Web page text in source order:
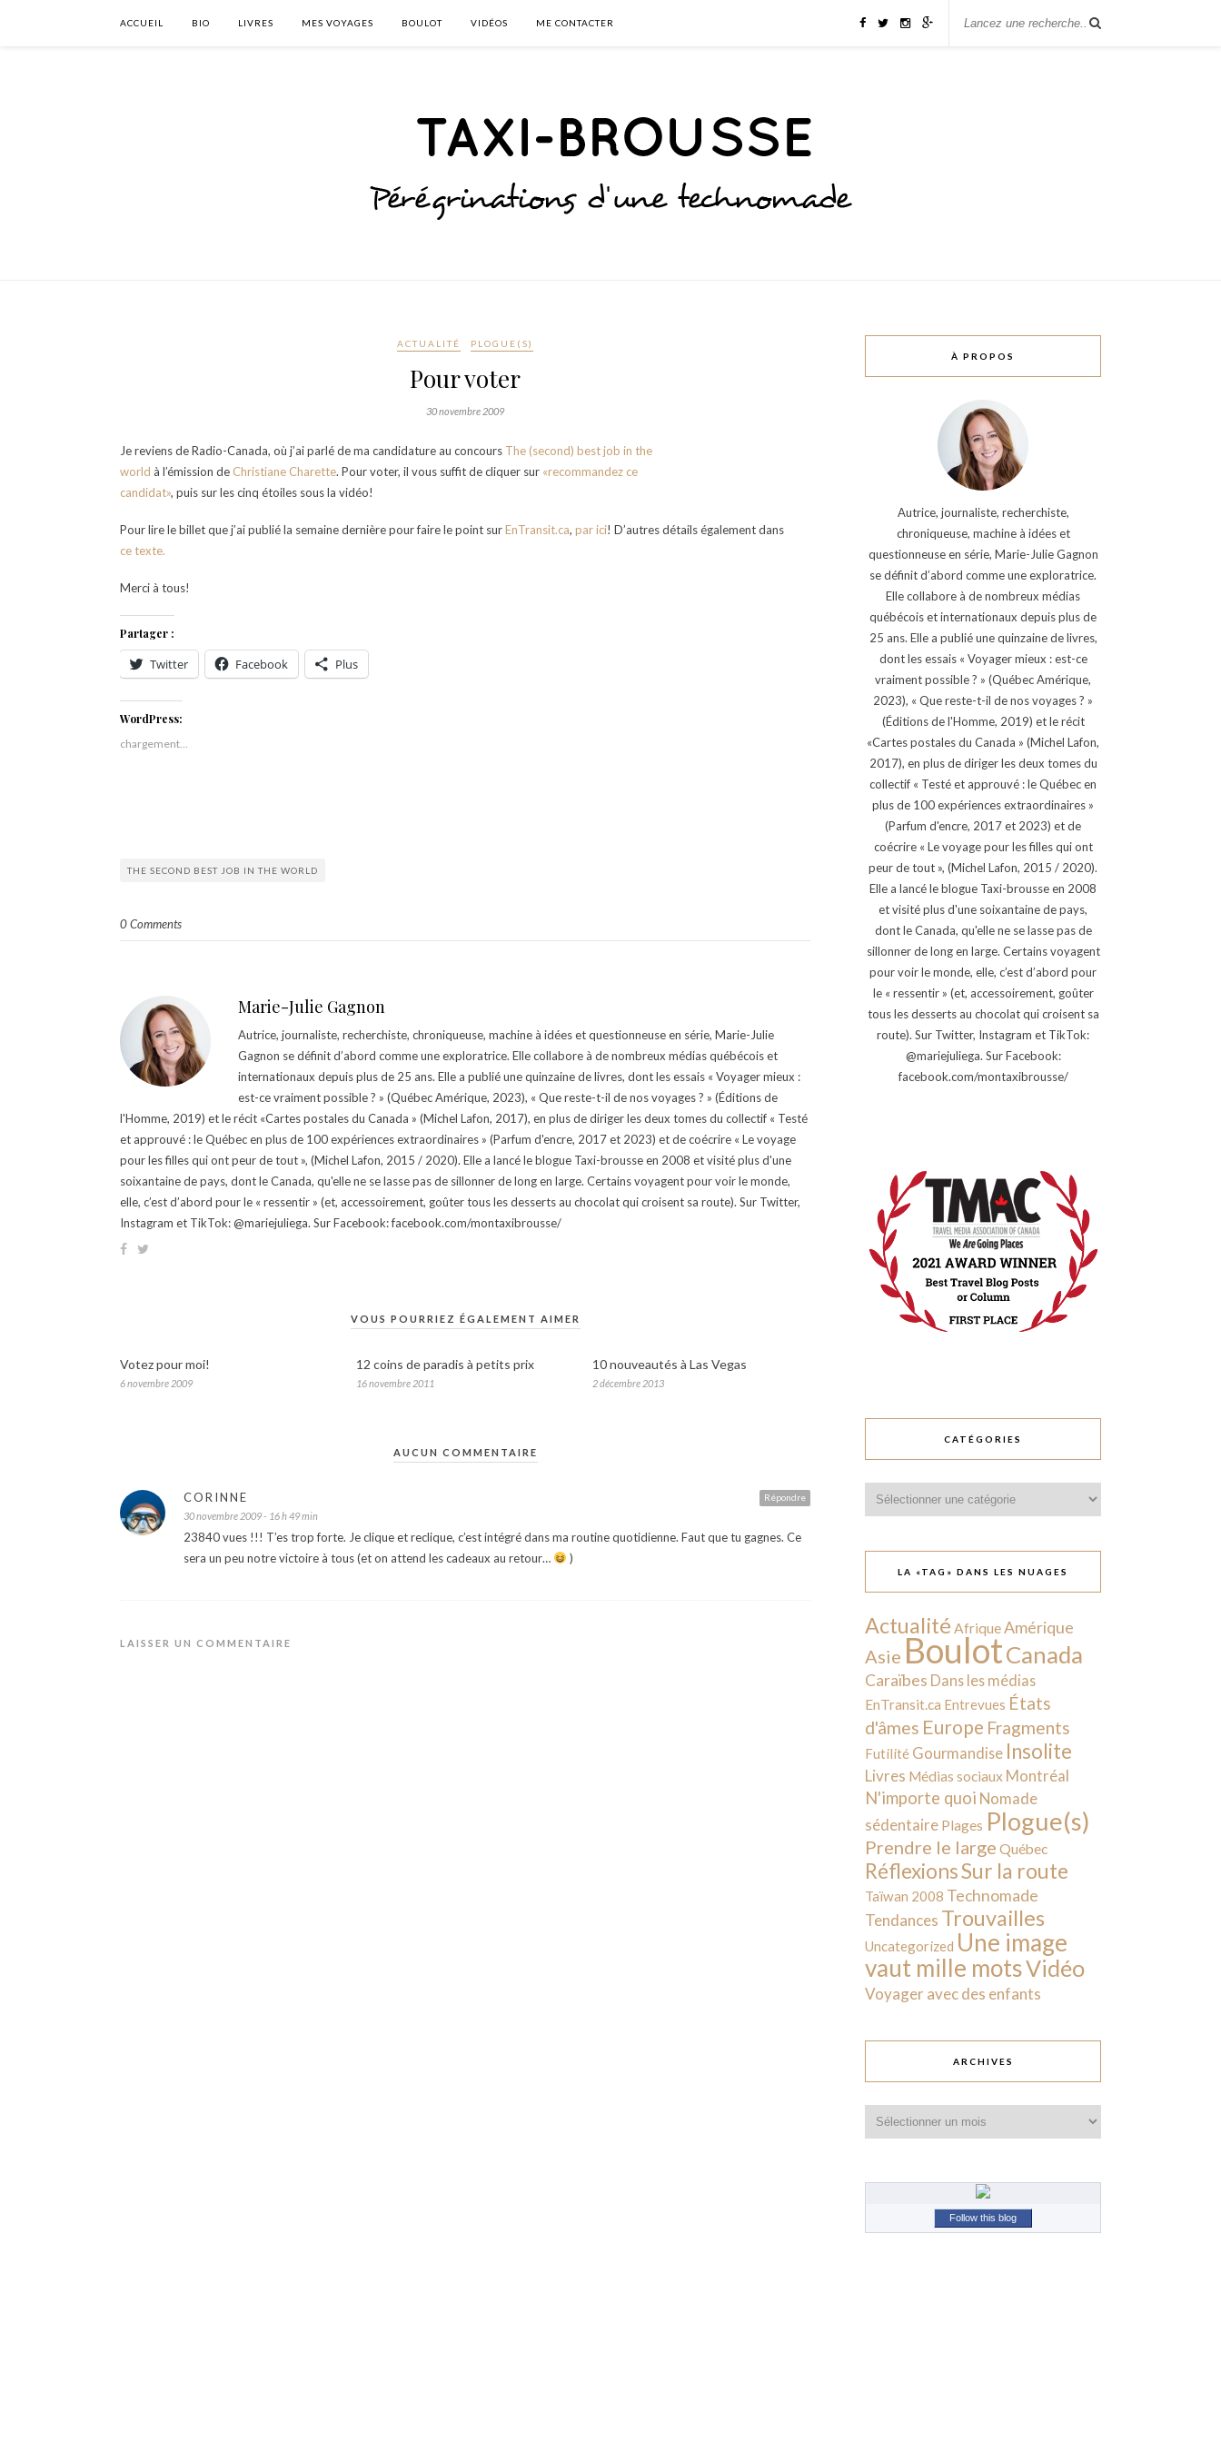
ACCUEIL BIO LIVRES MES VOYAGES BOULOT VIDÉOS ME CONTACTER
ACTUALITÉ PLOGUE(S)
Pour voter
30 novembre 2009
Je reviens de Radio-Canada, où j’ai parlé de ma candidature au concours The (second) best job in the
world à l’émission de Christiane Charette. Pour voter, il vous suffit de cliquer sur «recommandez ce
candidat», puis sur les cinq étoiles sous la vidéo!
Pour lire le billet que j’ai publié la semaine dernière pour faire le point surEnTransit.ca, par ici! D’autres détails également dans
ce texte.
Merci à tous!
Partager :
Twitter Facebook Plus
WordPress:
chargement…
THE SECOND BEST JOB IN THE WORLD
0 Comments
Marie-Julie Gagnon
Autrice, journaliste, recherchiste, chroniqueuse, machine à idées et questionneuse en série, Marie-Julie
Gagnon se définit d’abord comme une exploratrice. Elle collabore à de nombreux médias québécois et
internationaux depuis plus de 25 ans. Elle a publié une quinzaine de livres, dont les essais « Voyager mieux :
est-ce vraiment possible ? » (Québec Amérique, 2023), « Que reste-t-il de nos voyages ? » (Éditions de
l'Homme, 2019) et le récit «Cartes postales du Canada » (Michel Lafon, 2017), en plus de diriger les deux tomes du collectif « Testé
et approuvé : le Québec en plus de 100 expériences extraordinaires » (Parfum d'encre, 2017 et 2023) et de coécrire « Le voyage
pour les filles qui ont peur de tout », (Michel Lafon, 2015 / 2020). Elle a lancé le blogue Taxi-brousse en 2008 et visité plus d'une
soixantaine de pays, dont le Canada, qu'elle ne se lasse pas de sillonner de long en large. Certains voyagent pour voir le monde,
elle, c’est d’abord pour le « ressentir » (et, accessoirement, goûter tous les desserts au chocolat qui croisent sa route). Sur Twitter,
Instagram et TikTok: @mariejuliega. Sur Facebook: facebook.com/montaxibrousse/
VOUS POURRIEZ ÉGALEMENT AIMER
Votez pour moi!
6 novembre 2009
12 coins de paradis à petits prix
16 novembre 2011
10 nouveautés à Las Vegas
2 décembre 2013
AUCUN COMMENTAIRE
Répondre
CORINNE
30 novembre 2009 - 16 h 49 min
23840 vues !!! T’es trop forte. Je clique et reclique, c’est intégré dans ma routine quotidienne. Faut que tu gagnes. Ce
sera un peu notre victoire à tous (et on attend les cadeaux au retour…
)
LAISSER UN COMMENTAIRE
À PROPOS
Autrice, journaliste, recherchiste,
chroniqueuse, machine à idées et
questionneuse en série, Marie-Julie Gagnon
se définit d’abord comme une exploratrice.
Elle collabore à de nombreux médias
québécois et internationaux depuis plus de
25 ans. Elle a publié une quinzaine de livres,
dont les essais « Voyager mieux : est-ce
vraiment possible ? » (Québec Amérique,
2023), « Que reste-t-il de nos voyages ? »
(Éditions de l'Homme, 2019) et le récit
«Cartes postales du Canada » (Michel Lafon,
2017), en plus de diriger les deux tomes du
collectif « Testé et approuvé : le Québec en
plus de 100 expériences extraordinaires »
(Parfum d'encre, 2017 et 2023) et de
coécrire « Le voyage pour les filles qui ont
peur de tout », (Michel Lafon, 2015 / 2020).
Elle a lancé le blogue Taxi-brousse en 2008
et visité plus d'une soixantaine de pays,
dont le Canada, qu'elle ne se lasse pas de
sillonner de long en large. Certains voyagent
pour voir le monde, elle, c’est d’abord pour
le « ressentir » (et, accessoirement, goûter
tous les desserts au chocolat qui croisent sa
route). Sur Twitter, Instagram et TikTok:
@mariejuliega. Sur Facebook:
facebook.com/montaxibrousse/
CATÉGORIES
LA «TAG» DANS LES NUAGES
Actualité AfriqueAmérique
Asie BoulotCanada
Caraïbes Dans les médias
EnTransit.ca Entrevues États
d'âmes Europe Fragments
Futilité Gourmandise Insolite
Livres Médias sociaux Montréal
N'importe quoi Nomade
sédentaire Plages Plogue(s)
Prendre le large Québec
RéflexionsSur la route
Taïwan 2008 Technomade
Tendances Trouvailles
Uncategorized Une image
vaut mille motsVidéo
Voyager avec des enfants
ARCHIVES
Follow this blog